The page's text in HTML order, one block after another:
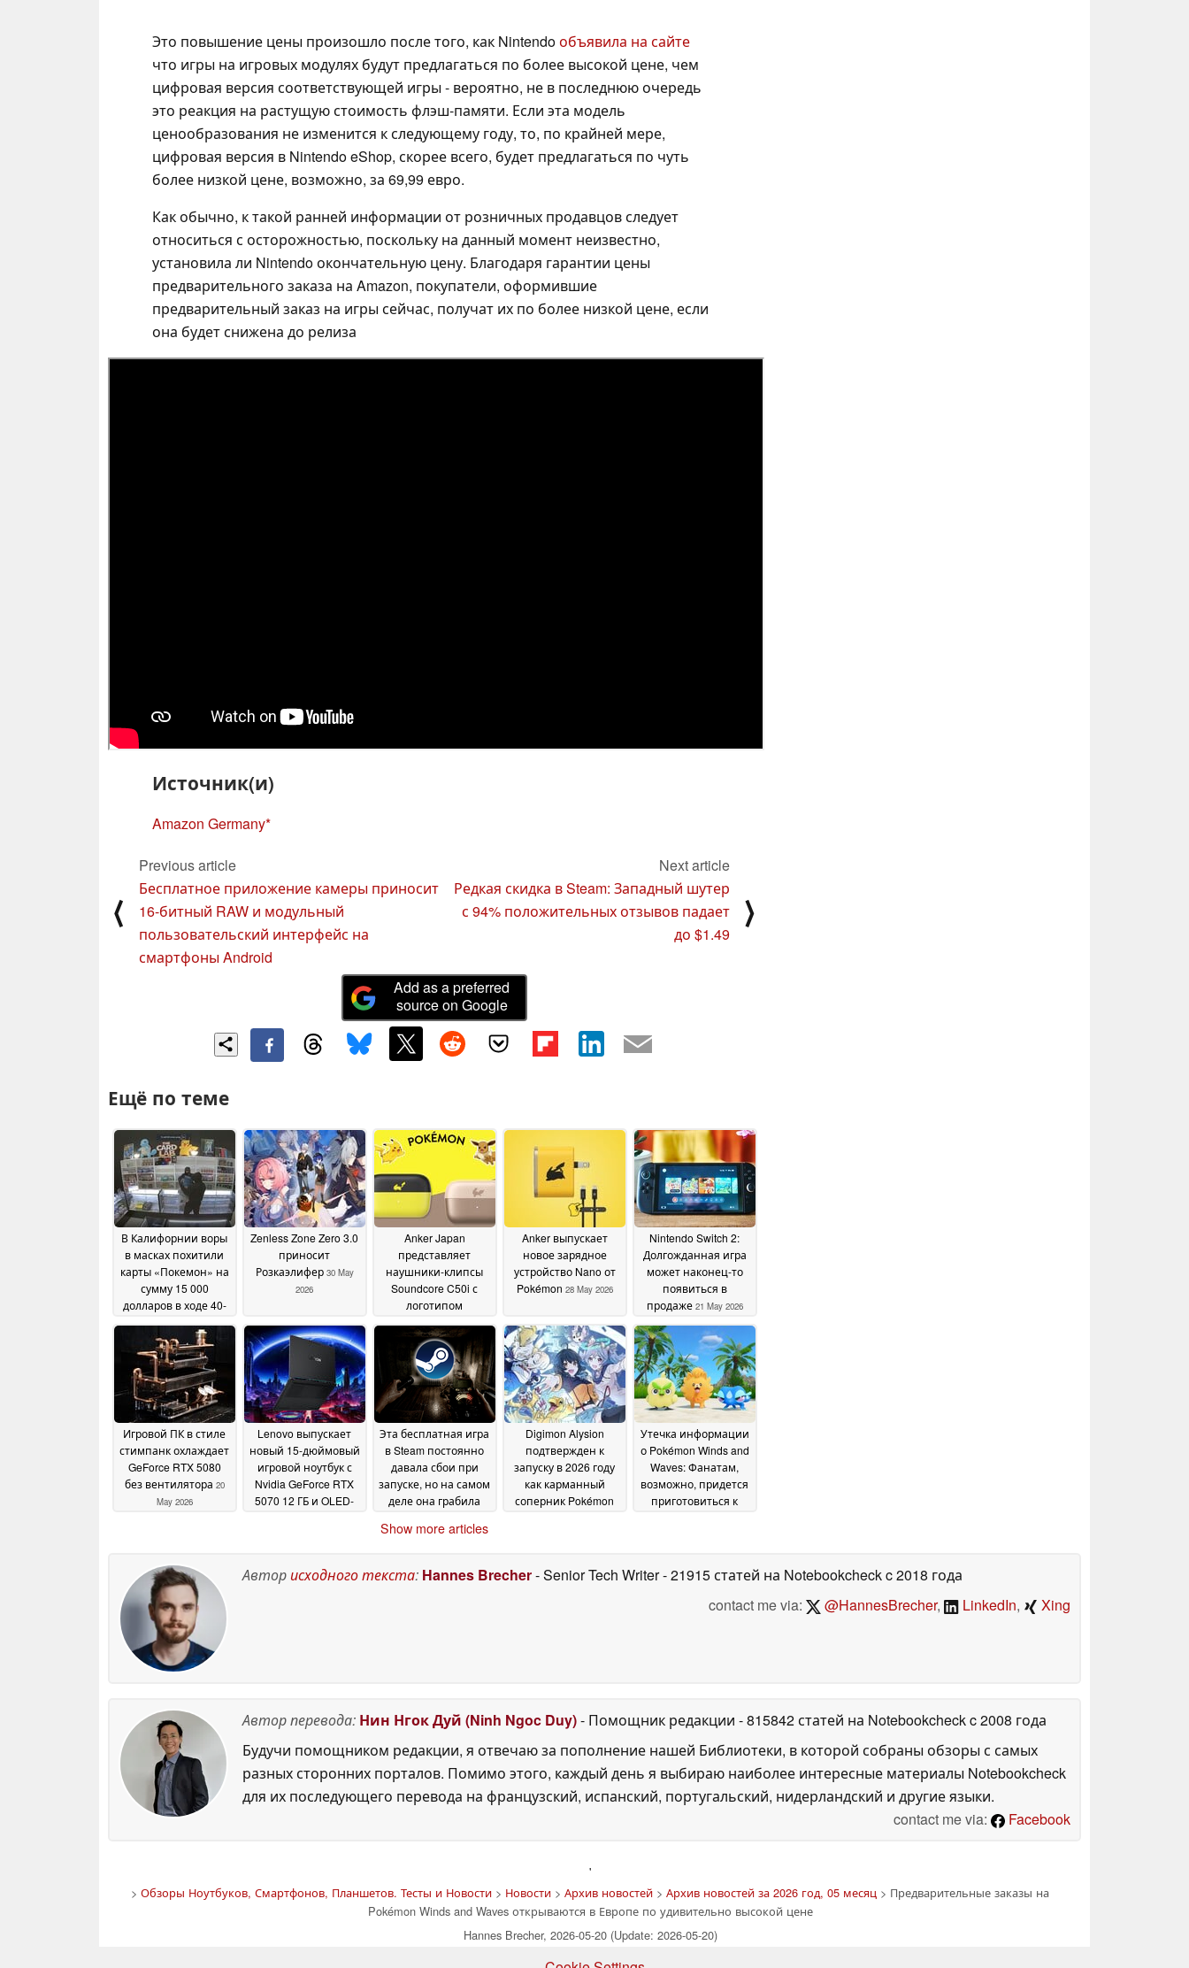
Это повышение цены произошло после того, как Nintendoобъявила на сайте
что игры на игровых модулях будут предлагаться по более высокой цене, чем
цифровая версия соответствующей игры - вероятно, не в последнюю очередь
это реакция на растущую стоимость флэш-памяти. Если эта модель
ценообразования не изменится к следующему году, то, по крайней мере,
цифровая версия в Nintendo eShop, скорее всего, будет предлагаться по чуть
более низкой цене, возможно, за 69,99 евро.
Как обычно, к такой ранней информации от розничных продавцов следует
относиться с осторожностью, поскольку на данный момент неизвестно,
установила ли Nintendo окончательную цену. Благодаря гарантии цены
предварительного заказа на Amazon, покупатели, оформившие
предварительный заказ на игры сейчас, получат их по более низкой цене, если
она будет снижена до релиза
Источник(и)
Amazon Germany
⟨
Previous article
Бесплатное приложение камеры приносит
16-битный RAW и модульный
пользовательский интерфейс на
смартфоны Android
Next article
Редкая скидка в Steam: Западный шутер
с 94% положительных отзывов падает
до $1.49
⟩
Add as a preferred
source on Google
Ещё по теме
В Калифорнии воры
в масках похитили
карты «Покемон» на
сумму 15 000
долларов в ходе 40-
ограбления
13 June
2026
Zenless Zone Zero 3.0
приносит
Розкаэлифер 30 May
2026
Anker Japan
представляет
наушники-клипсы
Soundcore C50i с
логотипом
28 May 2026
Anker выпускает
новое зарядное
устройство Nano от
Pokémon 28 May 2026
Nintendo Switch 2:
Долгожданная игра
может наконец-то
появиться в
продаже 21 May 2026
Игровой ПК в стиле
стимпанк охлаждает
GeForce RTX 5080
без вентилятора 20
May 2026
Lenovo выпускает
новый 15-дюймовый
игровой ноутбук с
Nvidia GeForce RTX
5070 12 ГБ и OLED-
Эта бесплатная игра
в Steam постоянно
давала сбои при
запуске, но на самом
деле она грабила
фоновом режиме20
Digimon Alysion
подтвержден к
запуску в 2026 году
как карманный
соперник Pokémon
Утечка информации
о Pokémon Winds and
Waves: Фанатам,
возможно, придется
приготовиться к
Show more articles
Авторисходного текста: Hannes Brecher- Senior Tech Writer- 21915 статей на Notebookcheckc 2018 года
contact me via:
@HannesBrecher, LinkedIn, Xing
Автор перевода: Нин Нгок Дуй (Ninh Ngoc Duy)- Помощник редакции - 815842 статей на Notebookcheckc 2008 года
Будучи помощником редакции, я отвечаю за пополнение нашей Библиотеки, в которой собраны обзоры с самых
разных сторонних порталов. Помимо этого, каждый день я выбираю наиболее интересные материалы Notebookcheck
для их последующего перевода на французский, испанский, португальский, нидерландский и другие языки.
contact me via:
Facebook
'
> Обзоры Ноутбуков, Смартфонов, Планшетов. Тесты и Новости > Новости > Архив новостей > Архив новостей за 2026 год, 05 месяц > Предварительные заказы на
Pokémon Winds and Waves открываются в Европе по удивительно высокой цене
Hannes Brecher, 2026-05-20 (Update: 2026-05-20)